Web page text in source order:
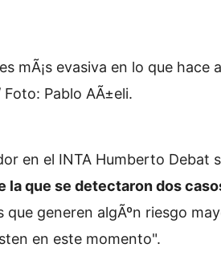
mÃ¡s evasiva en lo que hace
Pablo AÃ±eli.
en el INTA Humberto Debat
la que se detectaron dos
que generen algÃºn riesgo
en este momento".